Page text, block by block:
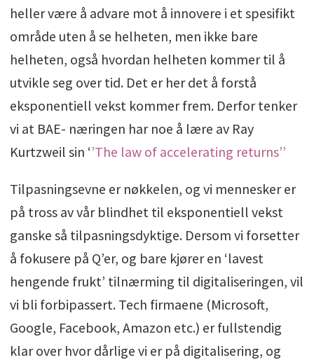
heller være å advare mot å innovere i et spesifikt
område uten å se helheten, men ikke bare
helheten, også hvordan helheten kommer til å
utvikle seg over tid. Det er her det å forstå
eksponentiell vekst kommer frem. Derfor tenker
vi at BAE- næringen har noe å lære av Ray
Kurtzweil sin ‘’The law of accelerating returns’’
Tilpasningsevne er nøkkelen, og vi mennesker er
på tross av vår blindhet til eksponentiell vekst
ganske så tilpasningsdyktige. Dersom vi forsetter
å fokusere på Q’er, og bare kjører en ‘lavest
hengende frukt’ tilnærming til digitaliseringen, vil
vi bli forbipassert. Tech firmaene (Microsoft,
Google, Facebook, Amazon etc.) er fullstendig
klar over hvor dårlige vi er på digitalisering, og